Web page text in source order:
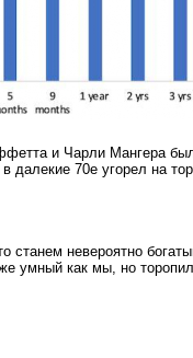
и Чарли Мангера
в далекие 70е угорел на
станем невероятно
умный как мы, но